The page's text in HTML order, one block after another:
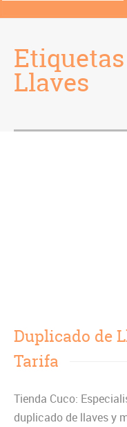
Llaves
Duplicado de
Tarifa
Tienda Cuco:
duplicado de llaves y